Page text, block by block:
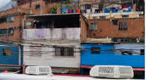
vecinos del referido
permanecen